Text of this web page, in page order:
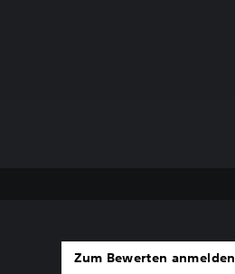
Zum Bewerten anmelden